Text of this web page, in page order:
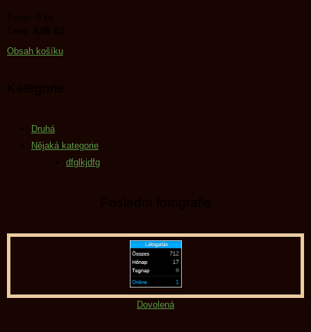
Počet: 0 ks
Cena:
0,00 Kč
Obsah košíku
Kategorie
Druhá
Nějaká kategorie
dfglkjdfg
Poslední fotografie
Dovolená